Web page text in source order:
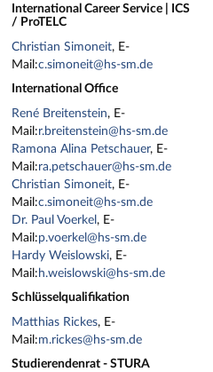
International Career Service | ICS
/ ProTELC
Christian Simoneit, E-
Mail:c.simoneit@hs-sm.de
International Office
René Breitenstein, E-
Mail:r.breitenstein@hs-sm.de
Ramona Alina Petschauer, E-
Mail:ra.petschauer@hs-sm.de
Christian Simoneit, E-
Mail:c.simoneit@hs-sm.de
Dr. Paul Voerkel, E-
Mail:p.voerkel@hs-sm.de
Hardy Weislowski, E-
Mail: h.weislowski@hs-sm.de
Schlüsselqualifikation
Matthias Rickes, E-
Mail:m.rickes@hs-sm.de
Studierendenrat - STURA